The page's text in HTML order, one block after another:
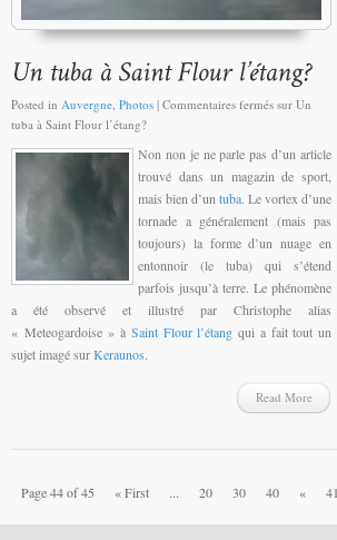
Posted in Auvergne Photos | Commentaires fermés sur Un
tuba à Saint Flour l’étang?
Non non je ne parle pas d’un article
trouvé dans un magazin de sport,
mais bien d’un tuba. Le vortex d’une
tornade a généralement (mais pas
toujours) la forme d’un nuage en
entonnoir (le tuba) qui s’étend
parfois jusqu’à terre. Le phénomène
a été observé et illustré par Christophe alias
« Meteogardoise » à Saint Flour l’étang qui a fait tout un
sujet imagé surKeraunos.
Read More
Page 44 of 45 « First ... 20 30 40 « 41